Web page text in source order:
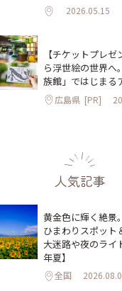
2026.05.15
【チケットプレ
ら浮世絵の世界へ
族館」ではじまる
広島県 [PR]
人気記事
黄金色に輝く絶景
ひまわりスポット
大迷路や夜のライ
年夏】
全国